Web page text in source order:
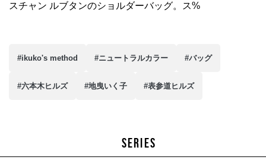
スチャン ルブタンのショルダーバッグ。ス%
#ikuko's method #ニュートラルカラー #バッグ
#六本木ヒルズ #地曳いく子 #表参道ヒルズ
SERIES